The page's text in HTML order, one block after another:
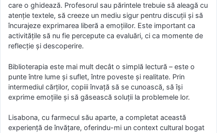
care o ghidează. Profesorul sau părintele trebuie să aleagă cu
atenție textele, să creeze un mediu sigur pentru discuții și să
încurajeze exprimarea liberă a emoțiilor. Este important ca
activitățile să nu fie percepute ca evaluări, ci ca momente de
reflecție și descoperire.
Biblioterapia este mai mult decât o simplă lectură – este o
punte între lume și suflet, între poveste și realitate. Prin
intermediul cărților, copiii învață să se cunoască, să își
exprime emoțiile și să găsească soluții la problemele lor.
Lisabona, cu farmecul său aparte, a completat această
experiență de învățare, oferindu-mi un context cultural bogat